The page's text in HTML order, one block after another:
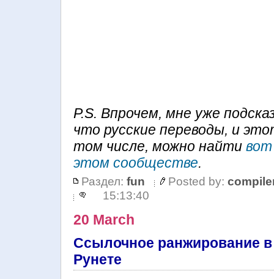
P.S. Впрочем, мне уже
что русские переводы, и
том числе, можно найти вот
этом сообществе.
Раздел: fun Posted by:
15:13:40
20 March
Ссылочное ранжирование в
Рунете